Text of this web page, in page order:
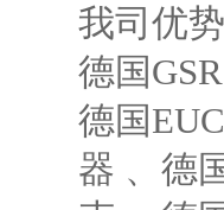
我司优势
德国
德国
器 、德